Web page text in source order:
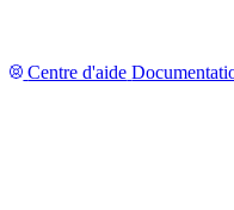
Centre d'aide